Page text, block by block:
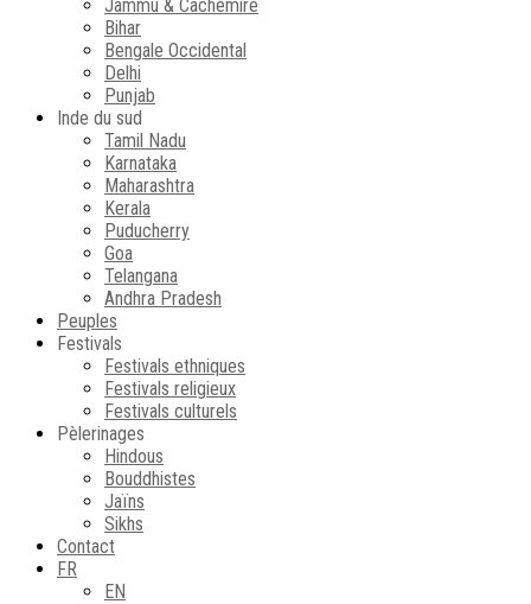
Jammu & Cachemire
Bihar
Bengale Occidental
Delhi
Punjab
Inde du sud
Tamil Nadu
Karnataka
Maharashtra
Kerala
Puducherry
Goa
Telangana
Andhra Pradesh
Peuples
Festivals
Festivals ethniques
Festivals religieux
Festivals culturels
Pèlerinages
Hindous
Bouddhistes
Jaïns
Sikhs
Contact
FR
EN